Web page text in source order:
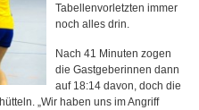
Tabellenvorletzten immer
noch alles drin.
Nach 41 Minuten zogen
die Gastgeberinnen dann
auf 18:14 davon, doch die
„Wir haben uns im Angriff